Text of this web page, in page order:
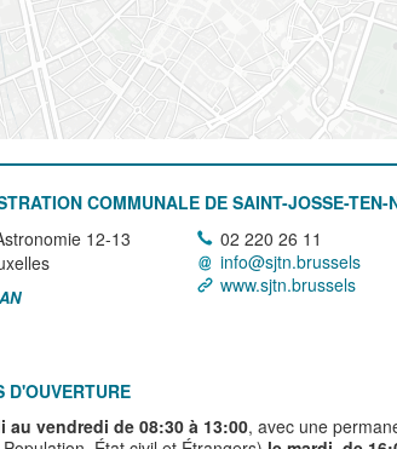
COMMUNALE DE SAINT-JOSSE-TEN-
12-13
02 220 26 11
info@sjtn.brussels
www.sjtn.brussels
D'OUVERTURE
au vendredi de 08:30 à 13:00, avec une